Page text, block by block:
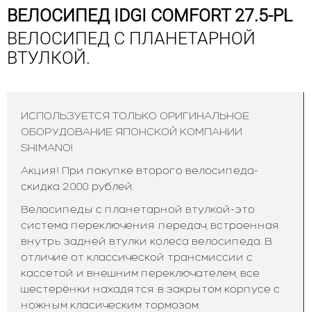
ВЕЛОСИПЕД IDGI COMFORT 27.5-PL
ВЕЛОСИПЕД С ПЛАНЕТАРНОЙ
ВТУЛКОЙ.
ИСПОЛЬЗУЕТСЯ ТОЛЬКО ОРИГИНАЛЬНОЕ
ОБОРУДОВАНИЕ ЯПОНСКОЙ КОМПАНИИ
SHIMANO!
Акция! При покупке второго велосипеда-
скидка 2.000 рублей.
Велосипеды с планетарной втулкой-это
система переключения передач, встроенная
внутрь задней втулки колеса велосипеда. В
отличие от классической трансмиссии с
кассетой и внешним переключателем, все
шестерёнки нахадятся в закрытом корпусе с
ножным класическим тормозом.